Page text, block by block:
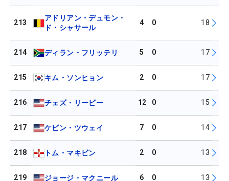
213
アドリアン・デュモン・
ド・シャサール
4 0 18
214 ディラン・フリッテリ 5 0 17
215 キム・ソンヒョン 2 0 17
216 チェズ・リービー 12 0 15
217 ケビン・ツウェイ 7 0 14
218 トム・マキビン 2 0 13
219 ジョージ・マクニール 6 0 13